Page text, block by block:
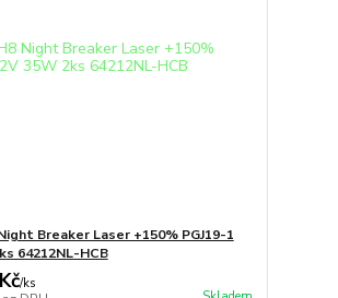
Breaker Laser +150% PGJ19-1
64212NL-HCB
/ks